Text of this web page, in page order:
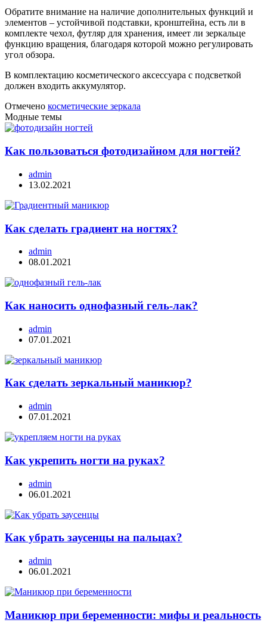
Обратите внимание на наличие дополнительных функций и
элементов – устойчивой подставки, кронштейна, есть ли в
комплекте чехол, футляр для хранения, имеет ли зеркальце
функцию вращения, благодаря которой можно регулировать
угол обзора.
В комплектацию косметического аксессуара с подсветкой
должен входить аккумулятор.
Отмечено косметические зеркала
Модные темы
Как пользоваться фотодизайном для ногтей?
admin
13.02.2021
Как сделать градиент на ногтях?
admin
08.01.2021
Как наносить однофазный гель-лак?
admin
07.01.2021
Как сделать зеркальный маникюр?
admin
07.01.2021
Как укрепить ногти на руках?
admin
06.01.2021
Как убрать заусенцы на пальцах?
admin
06.01.2021
Маникюр при беременности: мифы и реальность